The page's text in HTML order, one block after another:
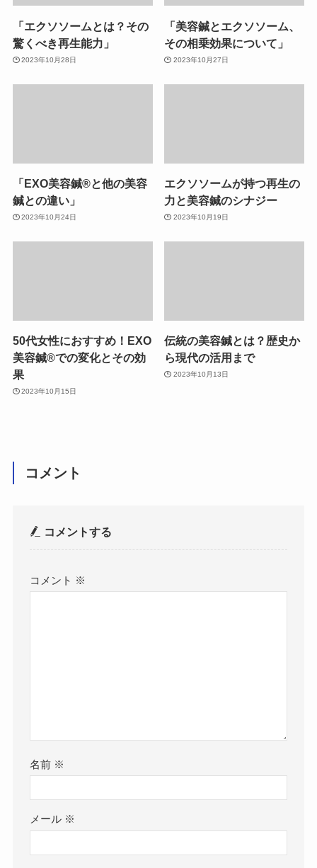
「エクソソームとは？その
驚くべき再生能力」
2023年10月28日
「美容鍼とエクソソーム、
その相乗効果について」
2023年10月27日
「EXO美容鍼®︎と他の美容
鍼との違い」
2023年10月24日
エクソソームが持つ再生の
力と美容鍼のシナジー
2023年10月19日
50代女性におすすめ！EXO
美容鍼®︎での変化とその効
果
2023年10月15日
伝統の美容鍼とは？歴史か
ら現代の活用まで
2023年10月13日
コメント
コメントする
コメント ※
名前 ※
メール ※